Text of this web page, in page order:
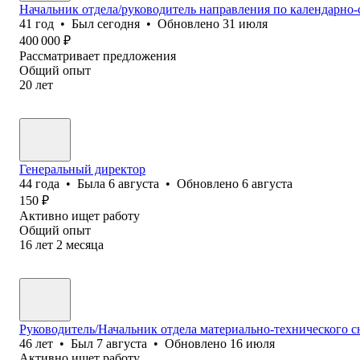
Начальник отдела/руководитель направления по
41 год • Был сегодня • Обновлено 31 июля
400 000 ₽
Рассматривает предложения
Общий опыт
20 лет
Генеральный директор
44 года • Была 6 августа • Обновлено 6 августа
150 ₽
Активно ищет работу
Общий опыт
16 лет 2 месяца
Руководитель/Начальник отдела материально-технического
46 лет • Был 7 августа • Обновлено 16 июля